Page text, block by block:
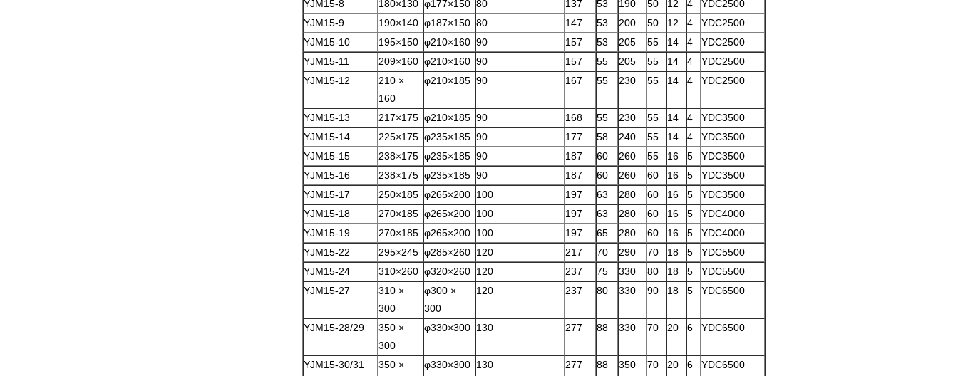
YJM15-8
180×130 φ177×150 80 137 53 190 50 12 4
YDC2500
YJM15-9
190×140 φ187×150 80 147 53 200 50 12 4
YDC2500
YJM15-10
195×150 φ210×160 90 157 53 205 55 14 4
YDC2500
YJM15-11
209×160 φ210×160 90 157 55 205 55 14 4
YDC2500
YJM15-12
210 ×
160
φ210×185 90 167 55 230 55 14 4 YDC2500
YJM15-13 217×175 φ210×185 90 168 55 230 55 14 4
YDC3500
YJM15-14
225×175 φ235×185 90 177 58 240 55 14 4
YDC3500
YJM15-15
238×175 φ235×185 90 187 60 260 55 16 5
YDC3500
YJM15-16
238×175 φ235×185 90 187 60 260 60 16 5
YDC3500
YJM15-17
250×185 φ265×200 100 197 63 280 60 16 5
YDC3500
YJM15-18
270×185 φ265×200 100 197 63 280 60 16 5
YDC4000
YJM15-19
270×185 φ265×200 100 197 65 280 60 16 5
YDC4000
YJM15-22
295×245 φ285×260 120 217 70 290 70 18 5
YDC5500
YJM15-24
310×260 φ320×260 120 237 75 330 80 18 5
YDC5500
YJM15-27
310 ×
300
φ300 ×
300
120 237 80 330 90 18 5 YDC6500
YJM15-28/29
350 ×
300
φ330×300 130 277 88 330 70 20 6 YDC6500
YJM15-30/31
350 ×
φ330×300 130 277 88 350 70 20 6 YDC6500